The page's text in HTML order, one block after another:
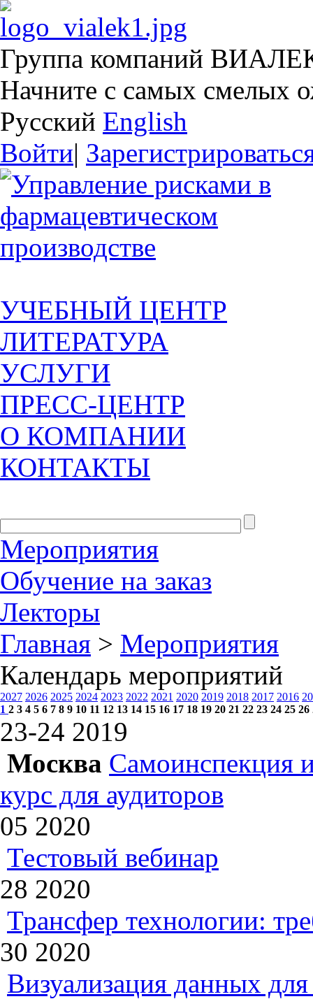
Группа компаний
Начните с самых смелых
Русский English
Войти|
УЧЕБНЫЙ ЦЕНТР
ЛИТЕРАТУРА
УСЛУГИ
ПРЕСС-ЦЕНТР
О КОМПАНИИ
КОНТАКТЫ
Мероприятия
Обучение на заказ
Лекторы
Главная > Мероприятия
Календарь мероприятий
2027 2026 2025 2024 2023 2022 2021 2020 2019 2018 2017 2016
1 2 3 4 5 6 7 8 9 10 11 12 13 14 15 16 17 18 19 20 21 22 23 24 25 26
23-24 2019
Москва Самоинспекция
курс для аудиторов
05 2020
Тестовый вебинар
28 2020
Трансфер технологии:
30 2020
Визуализация данных